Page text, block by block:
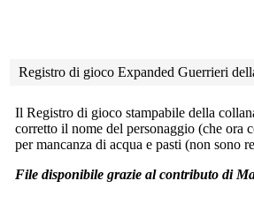
Registro di gioco Expanded Guerrieri
Il Registro di gioco stampabile della
corretto il nome del personaggio (che ora
per mancanza di acqua e pasti (non sono
File disponibile grazie al contributo di